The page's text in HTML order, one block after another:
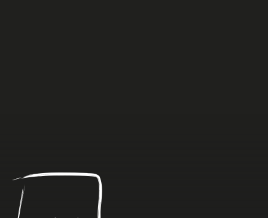
Anders
dan
Anders